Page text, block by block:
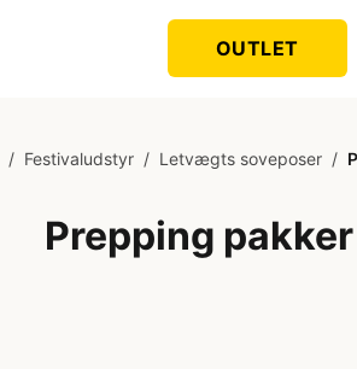
OUTLET
/ Festivaludstyr / Letvægts soveposer /
Prepping